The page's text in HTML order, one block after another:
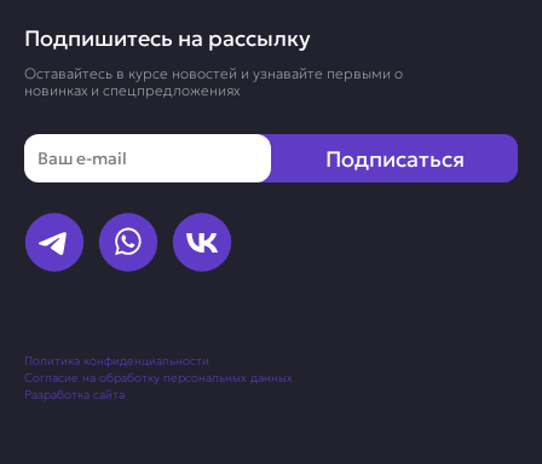
Подпишитесь на рассылку
Оставайтесь в курсе новостей и узнавайте первыми о
новинках и спецпредложениях
Email
Подписаться
Политика конфиденциальности
Согласие на обработку персональных данных
Разработка сайта